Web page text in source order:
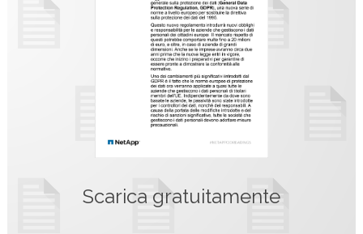
Scarica gratuitamente